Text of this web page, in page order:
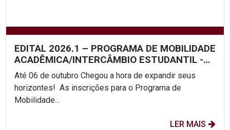
EDITAL 2026.1 – PROGRAMA DE MOBILIDADE
ACADÊMICA/INTERCÂMBIO ESTUDANTIL -
UNICAP
Até 06 de outubro Chegou a hora de expandir seus
horizontes! As inscrições para o Programa de
Mobilidade...
LER MAIS